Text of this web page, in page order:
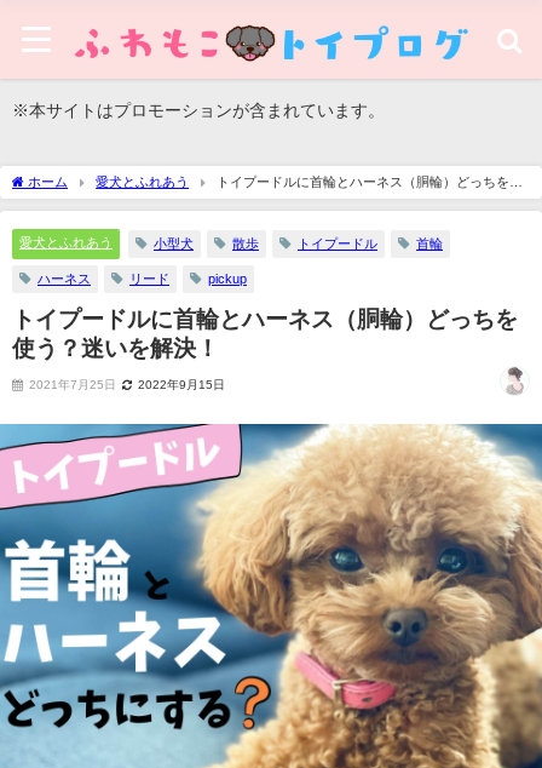
※本サイトはプロモーションが含まれています。
ホーム 愛犬とふれあう
トイプードルに首輪とハーネス（胴輪）どっちを使
う？迷いを解決！
愛犬とふれあう 小型犬 散歩 トイプードル 首輪
ハーネス リード pickup
トイプードルに首輪とハーネス（胴輪）どっちを
使う？迷いを解決！
2021年7月25日 2022年9月15日